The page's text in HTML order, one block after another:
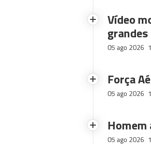
Vídeo
05 ago 2026
Força
05 ago 2026
05 ago 2026